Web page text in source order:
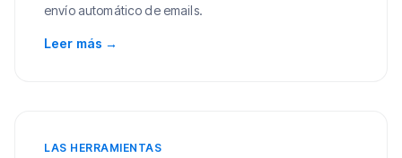
envío automático de emails.
Leer más →
LAS HERRAMIENTAS